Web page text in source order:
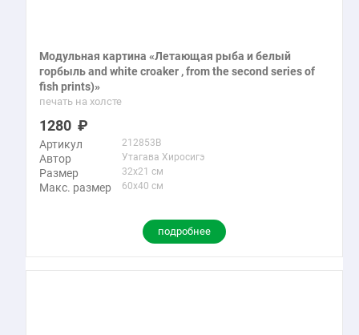
Модульная картина «Летающая рыба и белый
горбыль and white croaker , from the second series of
fish prints)»
печать на холсте
1280
Артикул 212853B
Автор Утагава Хиросигэ
Размер 32x21 см
Макс. размер 60x40 см
подробнее